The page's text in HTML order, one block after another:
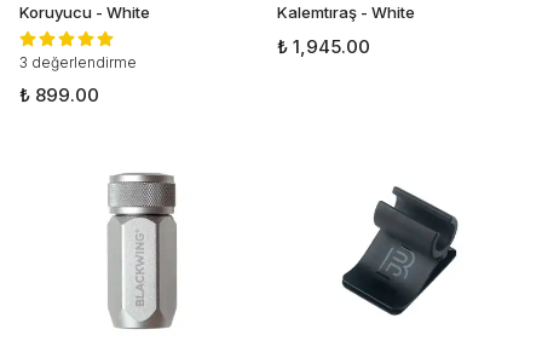
Koruyucu - White
3 değerlendirme
₺ 899.00
Kalemtıraş - White
₺ 1,945.00